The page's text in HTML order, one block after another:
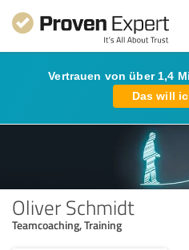
Vertrauen von über 1,4
Das will
Oliver Schmidt
Teamcoaching, Training